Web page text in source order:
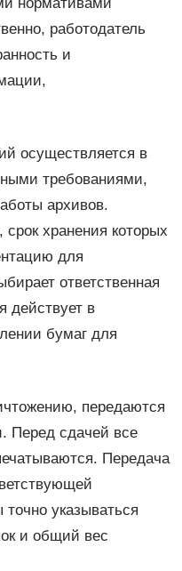
работодатель
и
осуществляется в
требованиями,
архивов.
хранения которых
для
ответственная
действует в
бумаг для
передаются
Перед сдачей все
Передача
указываться
и общий вес